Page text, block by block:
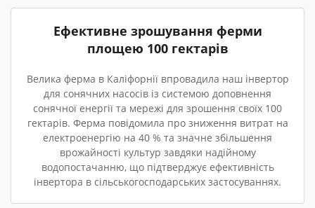
Ефективне зрошування ферми
площею 100 гектарів
Велика ферма в Каліфорнії впровадила наш інвертор
для сонячних насосів із системою доповнення
сонячної енергії та мережі для зрошення своїх 100
гектарів. Ферма повідомила про зниження витрат на
електроенергію на 40 % та значне збільшення
врожайності культур завдяки надійному
водопостачанню, що підтверджує ефективність
інвертора в сільськогосподарських застосуваннях.